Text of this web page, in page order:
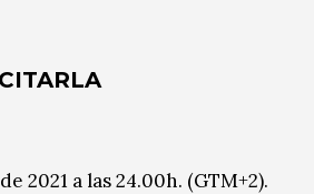
2021 a las 24.00h. (GTM+2).